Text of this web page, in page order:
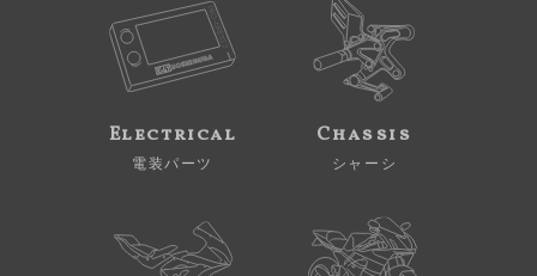
Electrical
電装パーツ
Chassis
シャーシ